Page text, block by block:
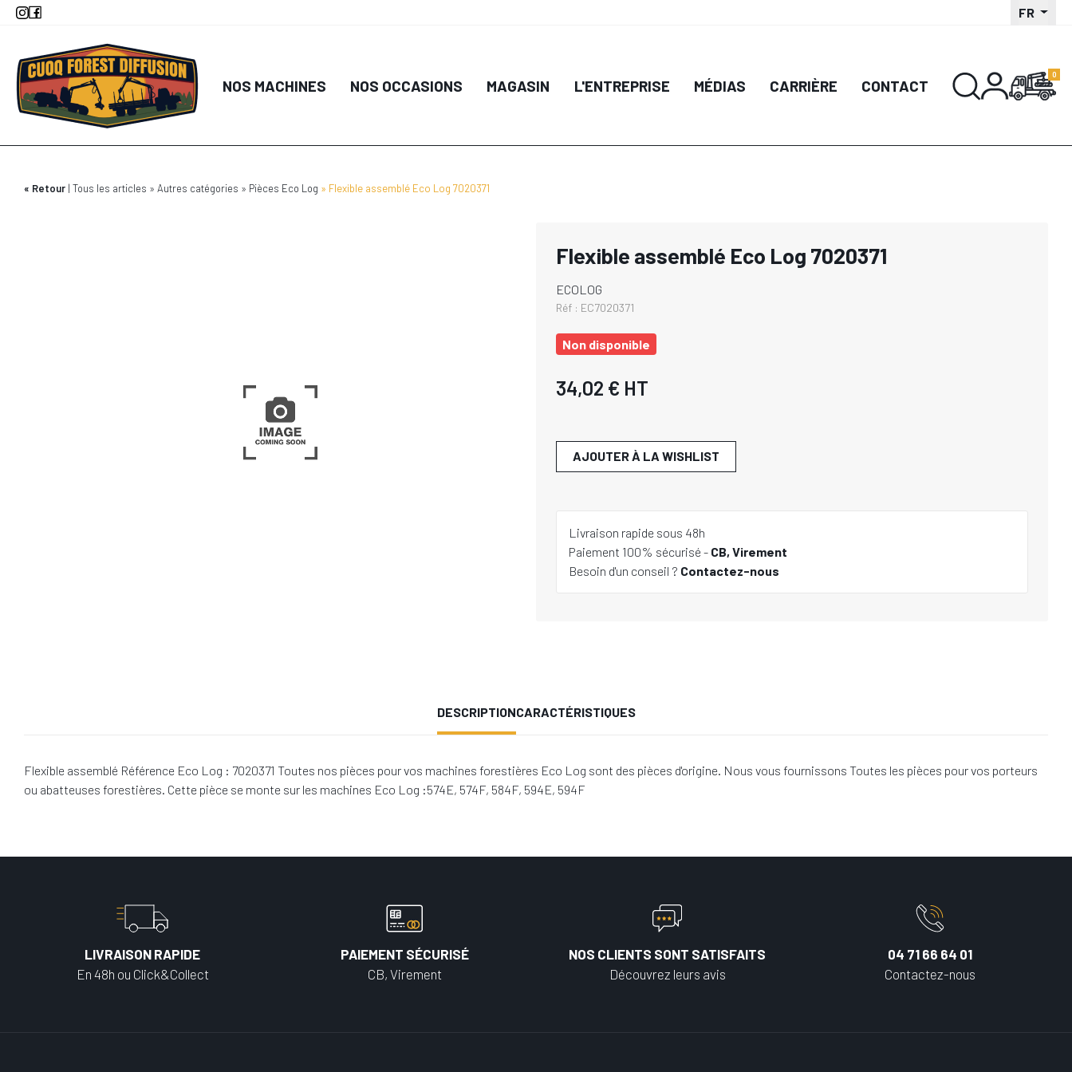
Aller
principal
FR
NOS MACHINES NOS OCCASIONS MAGASIN L'ENTREPRISE MÉDIAS CARRIÈRE CONTACT
Retour Tous les articles Autres catégories Pièces Eco Log Flexible assemblé Eco Log 7020371
Flexible assemblé Eco Log 7020371
ECOLOG
Réf : EC7020371
Non disponible
34,02 € HT
AJOUTER À LA WISHLIST
Livraison rapide sous 48h
Paiement 100% sécurisé - CB, Virement
Besoin d'un conseil ? Contactez-nous
DESCRIPTIONCARACTÉRISTIQUES
Flexible assemblé Référence Eco Log : 7020371 Toutes nos pièces pour vos machines forestières Eco Log sont des pièces d'origine. Nous vous fournissons Toutes les pièces pour vos porteurs
ou abatteuses forestières. Cette pièce se monte sur les machines Eco Log :574E, 574F, 584F, 594E, 594F
LIVRAISON RAPIDE
En 48h ou Click&Collect
PAIEMENT SÉCURISÉ
CB, Virement
NOS CLIENTS SONT SATISFAITS
Découvrez leurs avis
04 71 66 64 01
Contactez-nous